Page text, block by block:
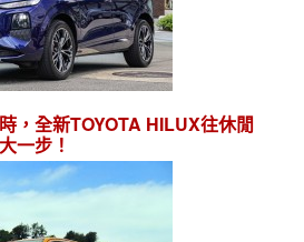
，全新TOYOTA HILUX往休閒
一步！